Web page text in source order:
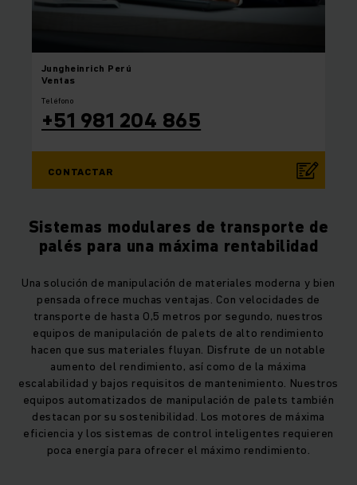
Jungheinrich Perú
Ventas
Teléfono
+51 981 204 865
CONTACTAR
Sistemas modulares de transporte de
palés para una máxima rentabilidad
Una solución de manipulación de materiales moderna y bien
pensada ofrece muchas ventajas. Con velocidades de
transporte de hasta 0,5 metros por segundo, nuestros
equipos de manipulación de palets de alto rendimiento
hacen que sus materiales fluyan. Disfrute de un notable
aumento del rendimiento, así como de la máxima
escalabilidad y bajos requisitos de mantenimiento. Nuestros
equipos automatizados de manipulación de palets también
destacan por su sostenibilidad. Los motores de máxima
eficiencia y los sistemas de control inteligentes requieren
poca energía para ofrecer el máximo rendimiento.